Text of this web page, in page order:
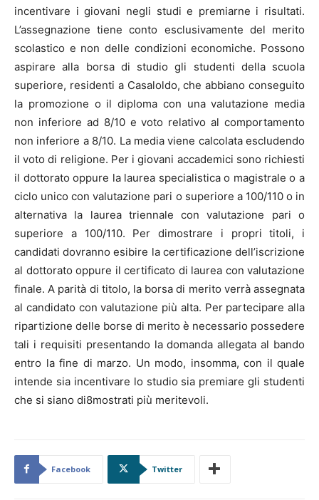
incentivare i giovani negli studi e premiarne i risultati.
L’assegnazione tiene conto esclusivamente del merito
scolastico e non delle condizioni economiche. Possono
aspirare alla borsa di studio gli studenti della scuola
superiore, residenti a Casaloldo, che abbiano conseguito
la promozione o il diploma con una valutazione media
non inferiore ad 8/10 e voto relativo al comportamento
non inferiore a 8/10. La media viene calcolata escludendo
il voto di religione. Per i giovani accademici sono richiesti
il dottorato oppure la laurea specialistica o magistrale o a
ciclo unico con valutazione pari o superiore a 100/110 o in
alternativa la laurea triennale con valutazione pari o
superiore a 100/110. Per dimostrare i propri titoli, i
candidati dovranno esibire la certificazione dell’iscrizione
al dottorato oppure il certificato di laurea con valutazione
finale. A parità di titolo, la borsa di merito verrà assegnata
al candidato con valutazione più alta. Per partecipare alla
ripartizione delle borse di merito è necessario possedere
tali i requisiti presentando la domanda allegata al bando
entro la fine di marzo. Un modo, insomma, con il quale
intende sia incentivare lo studio sia premiare gli studenti
che si siano di8mostrati più meritevoli.
Facebook Twitter